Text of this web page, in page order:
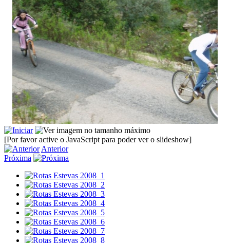
[Por favor active o JavaScript para poder ver o slideshow]
Anterior
Próxima